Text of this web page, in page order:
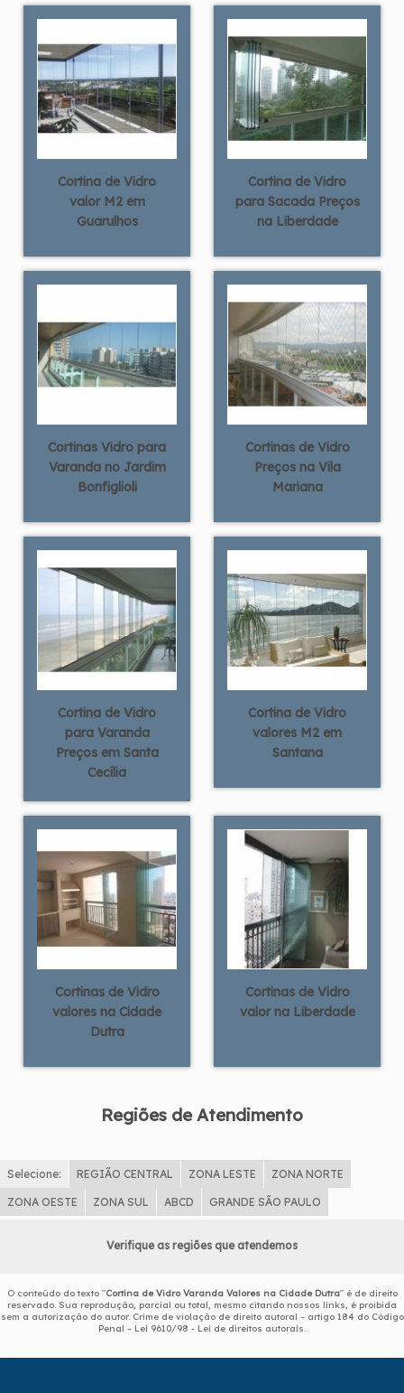
Cortina de Vidro
valor M2 em
Guarulhos
Cortina de Vidro
para Sacada Preços
na Liberdade
Cortinas Vidro para
Varanda no Jardim
Bonfiglioli
Cortinas de Vidro
Preços na Vila
Mariana
Cortina de Vidro
para Varanda
Preços em Santa
Cecília
Cortina de Vidro
valores M2 em
Santana
Cortinas de Vidro
valores na Cidade
Dutra
Cortinas de Vidro
valor na Liberdade
Regiões de Atendimento
Selecione: REGIÃO CENTRAL ZONA LESTE ZONA NORTE
ZONA OESTE ZONA SUL ABCD GRANDE SÃO PAULO
Verifique as regiões que atendemos
O conteúdo do texto "Cortina de Vidro Varanda Valores na Cidade Dutra" é de direito
reservado. Sua reprodução, parcial ou total, mesmo citando nossos links, é proibida
sem a autorização do autor. Crime de violação de direito autoral – artigo 184 do Código
Penal – Lei 9610/98 - Lei de direitos autorais.